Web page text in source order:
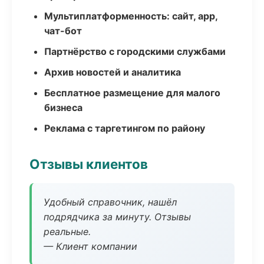
Мультиплатформенность: сайт, app,
чат-бот
Партнёрство с городскими службами
Архив новостей и аналитика
Бесплатное размещение для малого
бизнеса
Реклама с таргетингом по району
Отзывы клиентов
Удобный справочник, нашёл
подрядчика за минуту. Отзывы
реальные.
— Клиент компании